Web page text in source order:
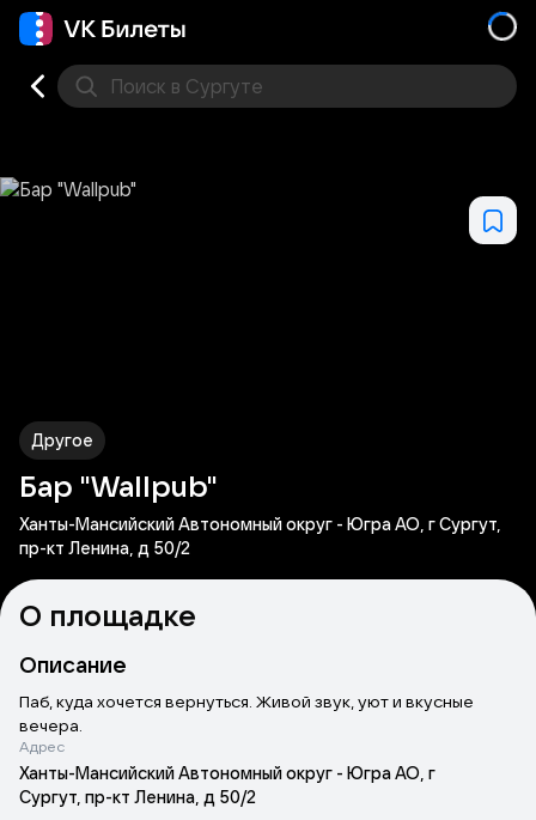
Поиск в Сургуте
Другое
Бар "Wallpub"
Ханты-Мансийский Автономный округ - Югра АО, г Сургут,
пр-кт Ленина, д 50/2
О площадке
Описание
Паб, куда хочется вернуться. Живой звук, уют и вкусные
вечера.
Адрес
Ханты-Мансийский Автономный округ - Югра АО, г
Сургут, пр-кт Ленина, д 50/2